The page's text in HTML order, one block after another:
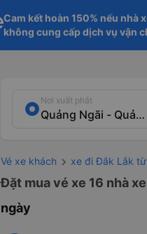
Cam kết hoàn 150% nếu nhà
không cung cấp dịch vụ vận
Nơi xuất phát
Vé xe khách xe đi Đắk Lắk
Đặt mua vé xe 16 nhà
ngày